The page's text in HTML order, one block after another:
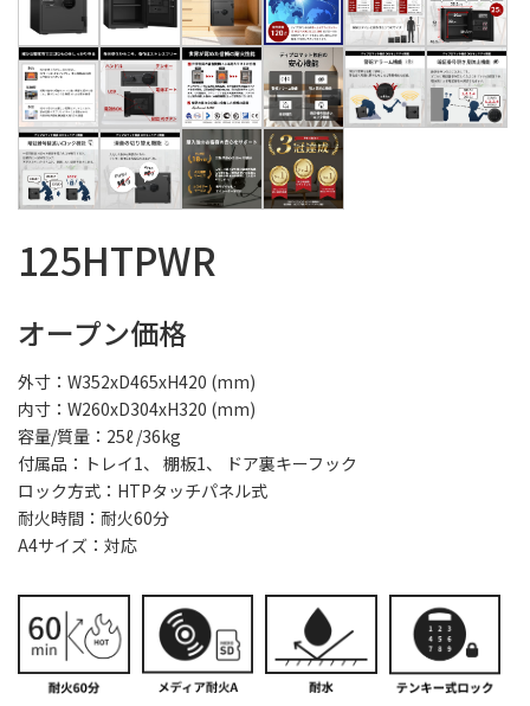
125HTPWR
オープン価格
外寸：W352xD465xH420 (mm)
内寸：W260xD304xH320 (mm)
容量/質量：25ℓ /36kg
付属品：トレイ1、 棚板1、 ドア裏キーフック
ロック方式：HTPタッチパネル式
耐火時間：耐火60分
A4サイズ：対応